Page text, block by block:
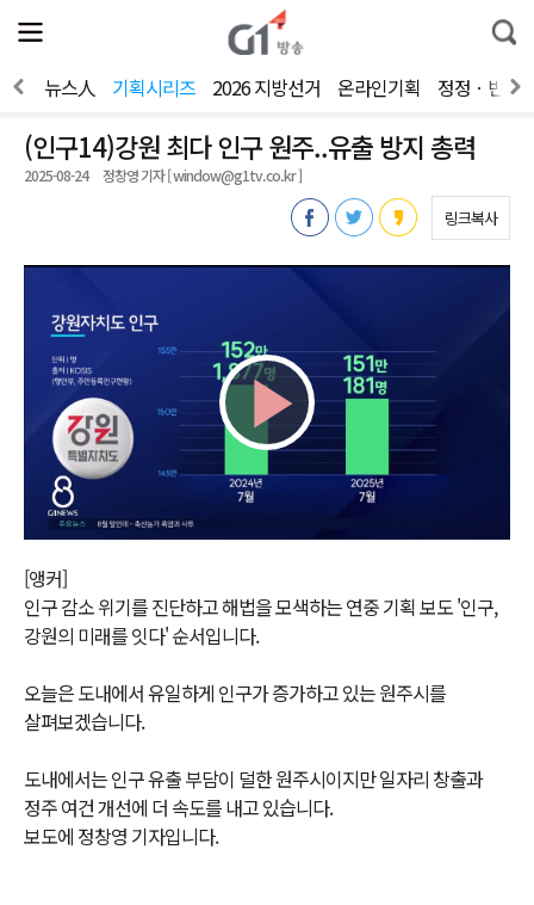
전
체
뉴
열
통
합
색
다 뉴스人 기획시리즈 2026 지방선거 온라인기획 정정ㆍ반론
(인구14)강원 최다 인구 원주..유출 방지 총력
2025-08-24 정창영 기자 [ window@g1tv.co.kr ]
링크복사
Play
Video
[앵커]
인구 감소 위기를 진단하고 해법을 모색하는 연중 기획 보도 '인구,
강원의 미래를 잇다' 순서입니다.
오늘은 도내에서 유일하게 인구가 증가하고 있는 원주시를
살펴보겠습니다.
도내에서는 인구 유출 부담이 덜한 원주시이지만 일자리 창출과
정주 여건 개선에 더 속도를 내고 있습니다.
보도에 정창영 기자입니다.